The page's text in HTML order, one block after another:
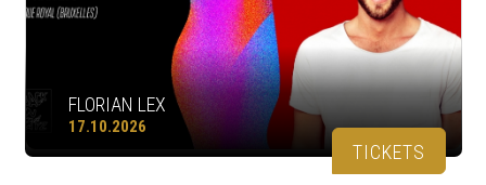
FLORIAN LEX
17.10.2026
TICKETS